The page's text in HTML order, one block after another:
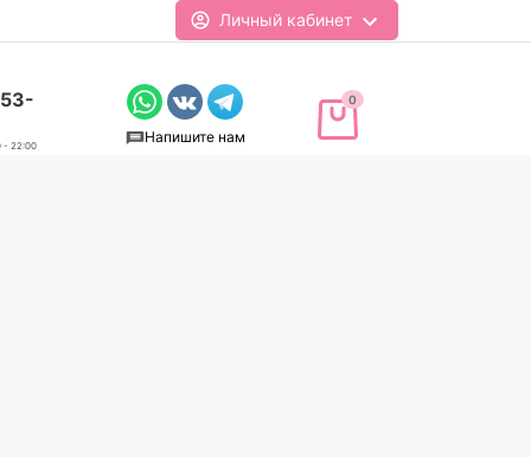
Личный кабинет
Напишите нам
- 22:00
0